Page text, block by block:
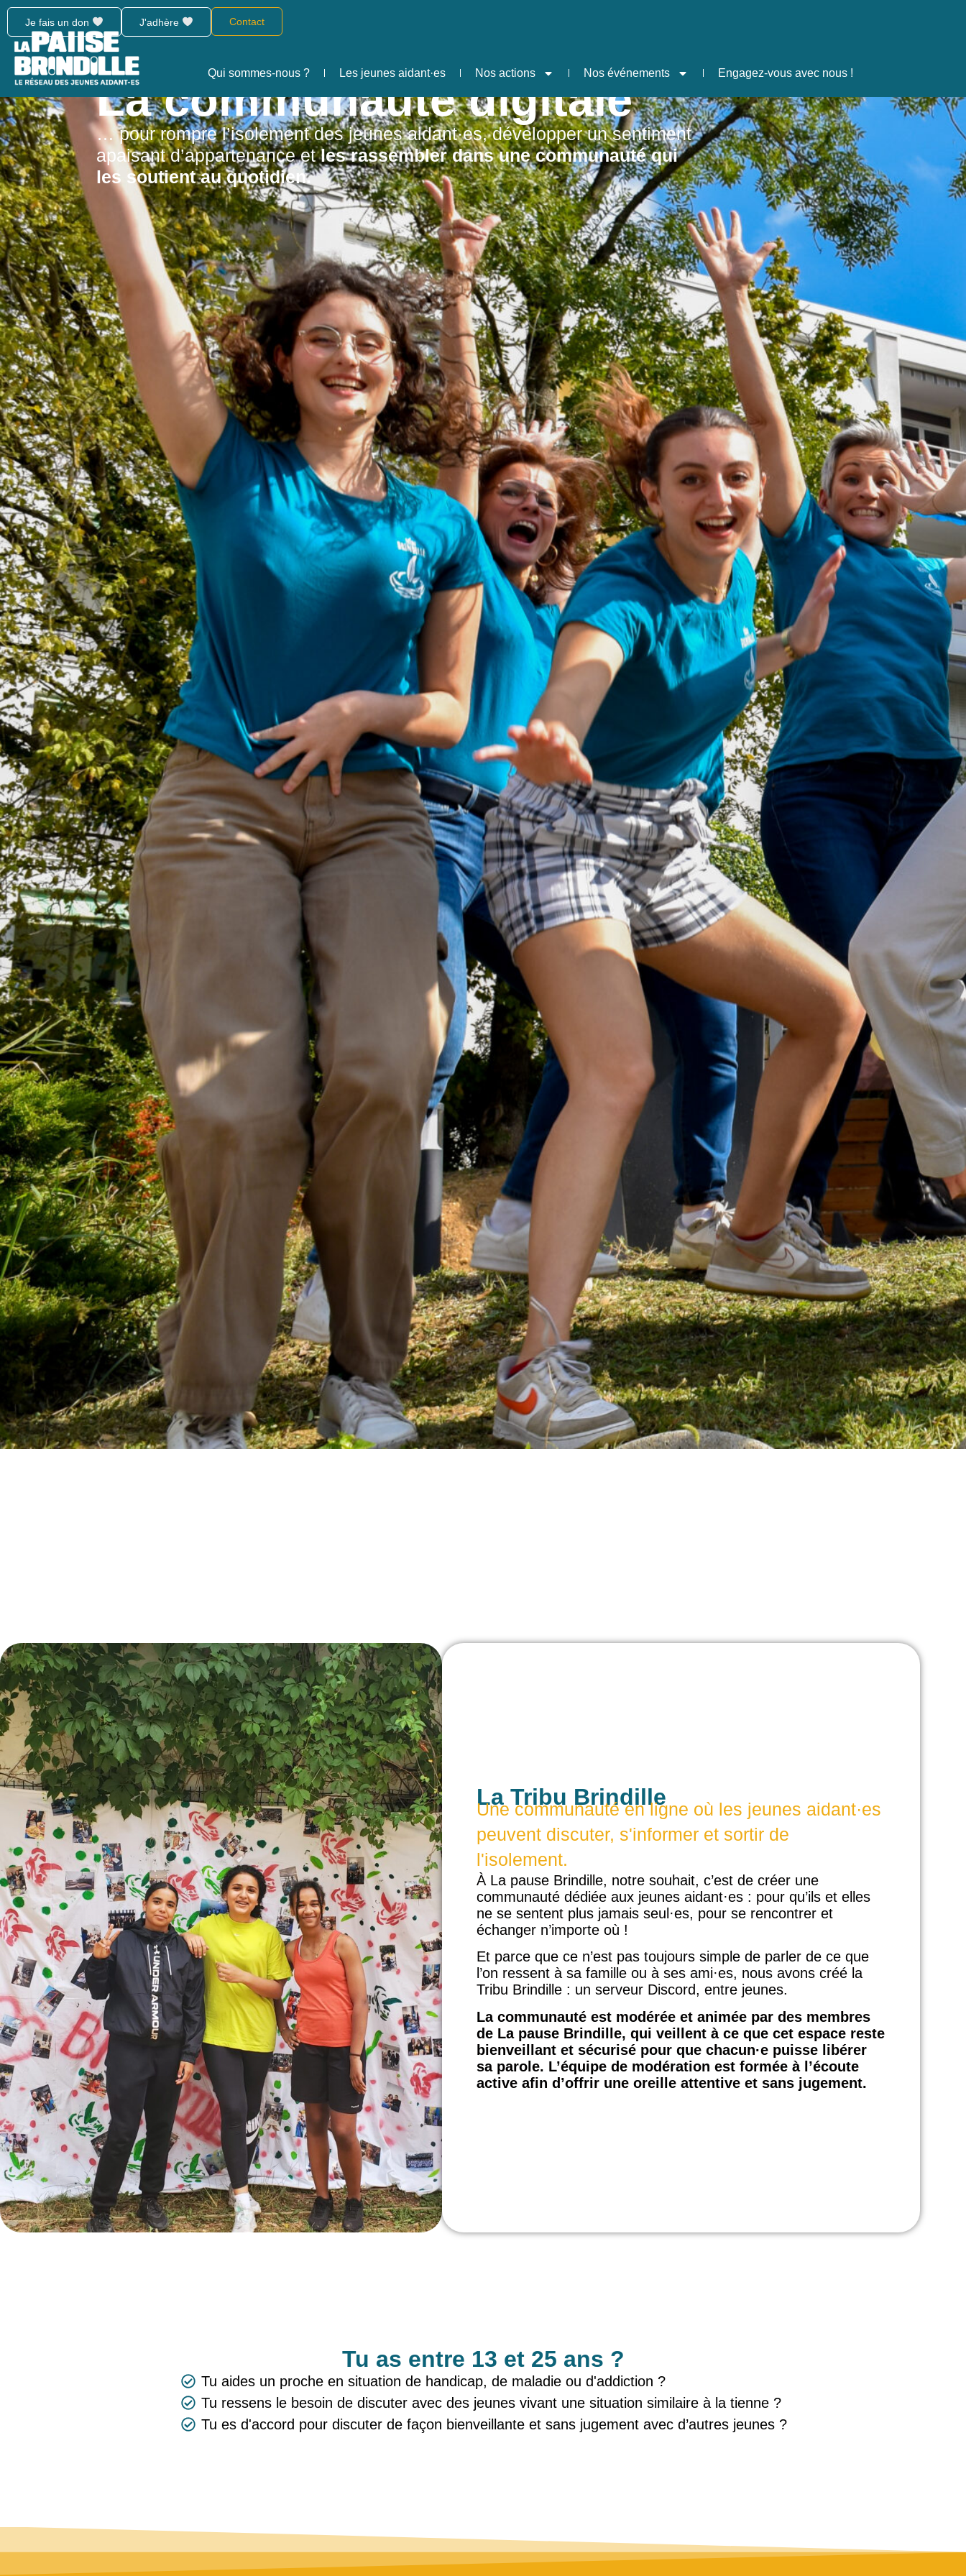
Je fais un don J'adhère Contact
Qui sommes-nous ? Les jeunes aidant·es Nos actions Nos événements Engagez-vous avec nous !
La communauté digitale
… pour rompre l’isolement des jeunes aidant·es, développer un sentiment
apaisant d’appartenance etles rassembler dans une communauté qui
les soutient au quotidien.
La Tribu Brindille
Une communauté en ligne où les jeunes aidant·es
peuvent discuter, s'informer et sortir de
l'isolement.
À La pause Brindille, notre souhait, c’est de créer une
communauté dédiée aux jeunes aidant·es : pour qu’ils et elles
ne se sentent plus jamais seul·es, pour se rencontrer et
échanger n’importe où !
Et parce que ce n’est pas toujours simple de parler de ce que
l’on ressent à sa famille ou à ses ami·es, nous avons créé la
Tribu Brindille : un serveur Discord, entre jeunes.
La communauté est modérée et animée par des membres
de La pause Brindille, qui veillent à ce que cet espace reste
bienveillant et sécurisé pour que chacun·e puisse libérer
sa parole. L’équipe de modération est formée à l’écoute
active afin d’offrir une oreille attentive et sans jugement.
Tu as entre 13 et 25 ans ?
Tu aides un proche en situation de handicap, de maladie ou d'addiction ?
Tu ressens le besoin de discuter avec des jeunes vivant une situation similaire à la tienne ?
Tu es d'accord pour discuter de façon bienveillante et sans jugement avec d’autres jeunes ?